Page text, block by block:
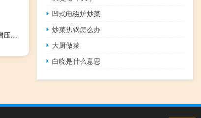
下一代阿斯顿·马丁V8 Vantage有望从自然吸气发动机切换为涡轮增压发动机
凹式电磁炉炒菜
炒菜扒锅怎么办
大厨做菜
白晓是什么意思